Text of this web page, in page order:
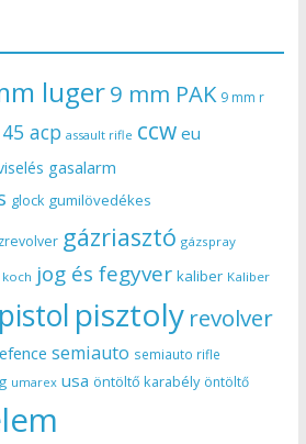
luger9 mm PAK 9 mm r
45 acp assault rifle ccw eu
gasalarm
glock gumilövedékes
gázriasztó gázspray
jog és fegyver kaliber Kaliber
pistol pisztoly revolver
semiauto semiauto rifle
umarex usa öntöltő karabély öntöltő